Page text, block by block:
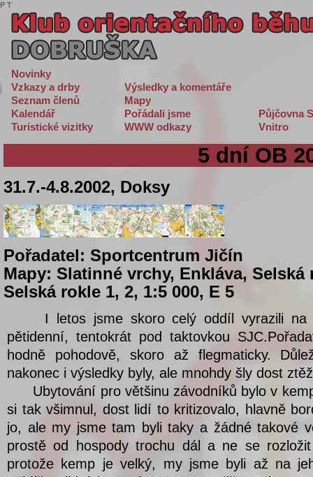
Novinky
Vzkazy a drby
Výsledky a komentáře
Seznam členů
Mapy
Kalendář
Pořádali jsme
Půjčovna
Turistické vizitky
WWW odkazy Vnitro
P T